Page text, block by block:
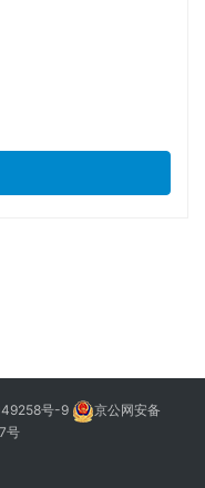
号-9
京公网安备
号